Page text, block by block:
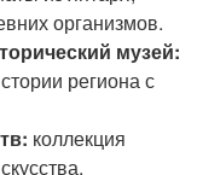
организмов.
музей:
региона с
коллекция